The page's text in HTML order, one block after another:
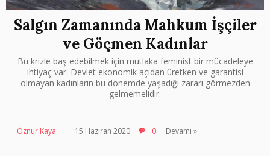
Salgın Zamanında Mahkum İşçiler
ve Göçmen Kadınlar
Bu krizle baş edebilmek için mutlaka feminist bir mücadeleye
ihtiyaç var. Devlet ekonomik açıdan üretken ve garantisi
olmayan kadınların bu dönemde yaşadığı zararı görmezden
gelmemelidir.
Öznur Kaya 15 Haziran 2020 0 Devamı »